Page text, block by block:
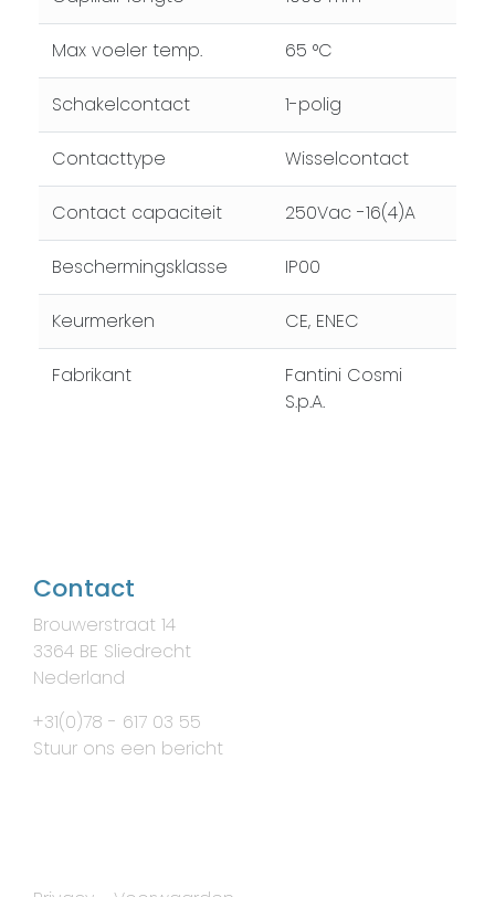
Max voeler temp. 65 °C
Schakelcontact 1-polig
Contacttype Wisselcontact
Contact capaciteit 250Vac -16(4)A
Beschermingsklasse IP00
Keurmerken CE, ENEC
Fabrikant
Fantini Cosmi
S.p.A.
Contact
Brouwerstraat 14
3364 BE Sliedrecht
Nederland
+31(0)78 - 617 03 55
Stuur ons een bericht